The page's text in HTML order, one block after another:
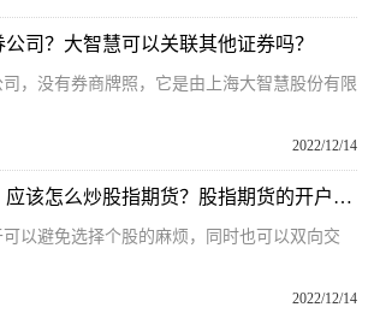
司？大智慧可以关联其他证券吗？
，没有券商牌照，它是由上海大智慧股份有限
2022/12/14
如何炒股指期货？应该怎么炒股指期货？股指期货的开户条件
以避免选择个股的麻烦，同时也可以双向交
2022/12/14